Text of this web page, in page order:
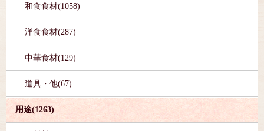
和食食材(1058)
洋食食材(287)
中華食材(129)
道具・他(67)
用途(1263)